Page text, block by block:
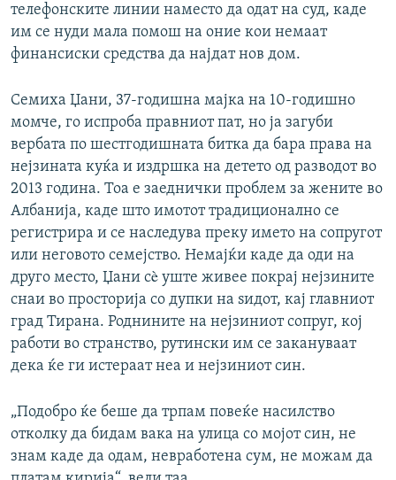
телефонските линии наместо да одат на суд, каде
им се нуди мала помош на оние кои немаат
финансиски средства да најдат нов дом.
Семиха Џани, 37-годишна мајка на 10-годишно
момче, го испроба правниот пат, но ја загуби
вербата по шестгодишната битка да бара права на
нејзината куќа и издршка на детето од разводот во
2013 година. Тоа е заеднички проблем за жените во
Албанија, каде што имотот традиционално се
регистрира и се наследува преку името на сопругот
или неговото семејство. Немајќи каде да оди на
друго место, Џани сè уште живее покрај нејзините
снаи во просторија со дупки на ѕидот, кај главниот
град Тирана. Роднините на нејзиниот сопруг, кој
работи во странство, рутински им се закануваат
дека ќе ги истераат неа и нејзиниот син.
„Подобро ќе беше да трпам повеќе насилство
отколку да бидам вака на улица со мојот син, не
знам каде да одам, невработена сум, не можам да